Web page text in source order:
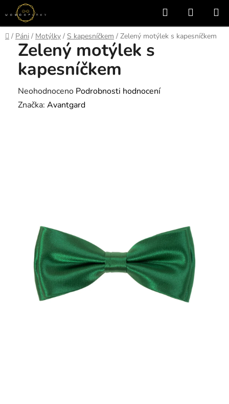
Přejít
na
obsah
Hledat
KOŠÍK
Domů
/ Páni / Motýlky / S kapesníčkem / Zelený motýlek s kapesníčkem
Zelený motýlek s
kapesníčkem
Průměrné
hodnocení
Neohodnoceno Podrobnosti hodnocení
Značka: Avantgard